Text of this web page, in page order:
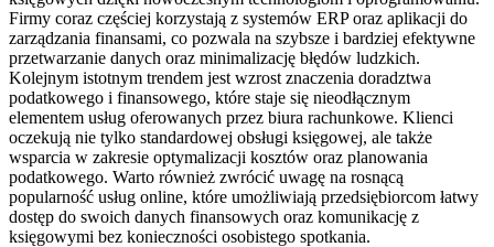
Firmy coraz częściej korzystają z systemów ERP oraz aplikacji do
zarządzania finansami, co pozwala na szybsze i bardziej efektywne
przetwarzanie danych oraz minimalizację błędów ludzkich.
Kolejnym istotnym trendem jest wzrost znaczenia doradztwa
podatkowego i finansowego, które staje się nieodłącznym
elementem usług oferowanych przez biura rachunkowe. Klienci
oczekują nie tylko standardowej obsługi księgowej, ale także
wsparcia w zakresie optymalizacji kosztów oraz planowania
podatkowego. Warto również zwrócić uwagę na rosnącą
popularność usług online, które umożliwiają przedsiębiorcom łatwy
dostęp do swoich danych finansowych oraz komunikację z
księgowymi bez konieczności osobistego spotkania.